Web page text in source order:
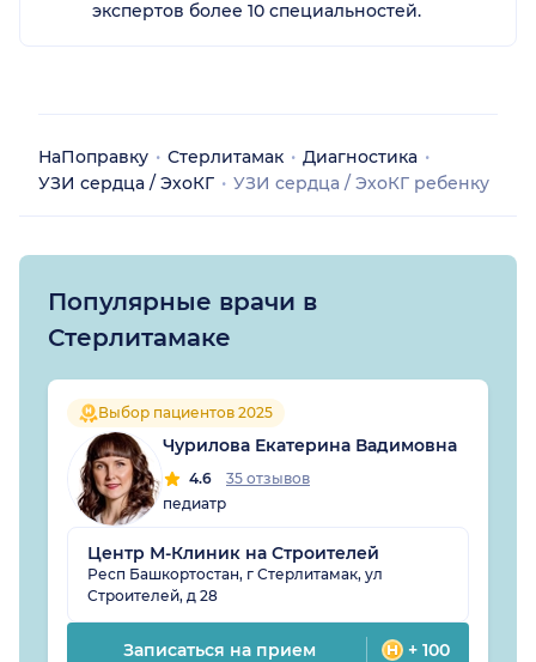
экспертов более 10 специальностей.
НаПоправку Стерлитамак
Диагностика
УЗИ сердца / ЭхоКГ
УЗИ сердца / ЭхоКГ ребенку
Популярные врачи в
Стерлитамаке
Выбор пациентов 2025
Чурилова Екатерина Вадимовна
4.6
35 отзывов
педиатр
Центр М-Клиник на Строителей
Респ Башкортостан, г Стерлитамак, ул
Строителей, д 28
Записаться на прием + 100